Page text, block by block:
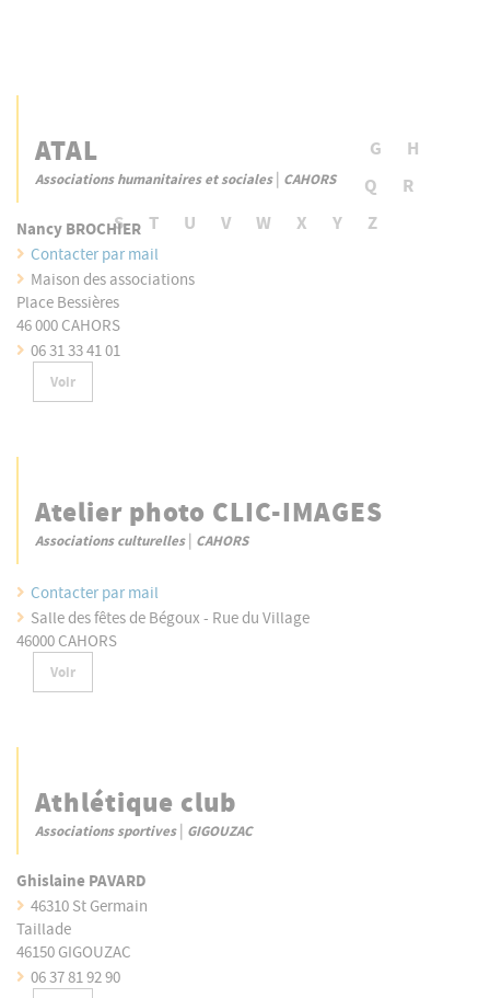
- Tout - G
H
I
J K L M N O P Q
R
S
T U V W X Y Z
ATAL
Associations humanitaires et sociales| CAHORS
Nancy BROCHIER
Contacter par mail
Maison des associations
Place Bessières
46 000 CAHORS
06 31 33 41 01
Voir
Atelier photo CLIC-IMAGES
Associations culturelles| CAHORS
Contacter par mail
Salle des fêtes de Bégoux - Rue du Village
46000 CAHORS
Voir
Athlétique club
Associations sportives| GIGOUZAC
Ghislaine PAVARD
46310 St Germain
Taillade
46150 GIGOUZAC
06 37 81 92 90